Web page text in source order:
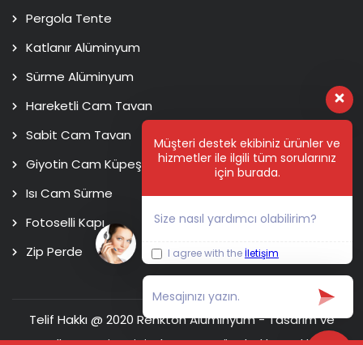
Pergola Tente
Katlanır Alüminyum
Sürme Alüminyum
Hareketli Cam Tavan
Sabit Cam Tavan
Giyotin Cam Küpeşte
Isı Cam Sürme
Fotoselli Kapı
Zip Perde
Telif Hakkı @ 2020 Renkton Alüminyum - Tasarım ve
Müşteri destek ekibiniz ürünler ve
hizmetler ile ilgili tüm sorularınız
için burada.
Size nasıl yardımcı olabilirim?
I agree with the İletişim